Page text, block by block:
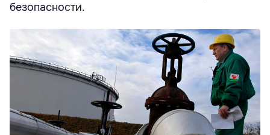
безопасности.